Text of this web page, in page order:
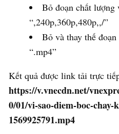
Bỏ đoạn chất lượng
“,240p,360p,480p,,/”
Bỏ và thay thế
“.mp4”
Kết quả được link tải trực
https://v.vnecdn.net/
0/01/vi-sao-diem-boc-
1569925791.mp4